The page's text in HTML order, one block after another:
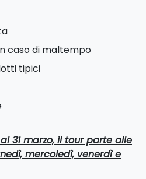
caso di maltempo
tipici
31 marzo, il tour parte alle
mercoledì, venerdì e